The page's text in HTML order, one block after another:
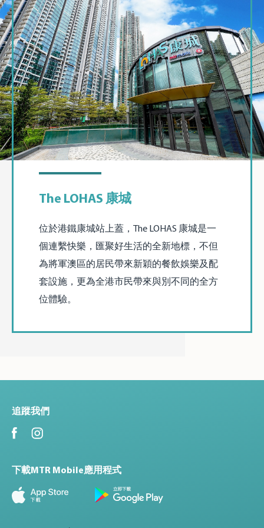
The LOHAS 康城
位於港鐵康城站上蓋，The LOHAS 康城是一
個連繫快樂，匯聚好生活的全新地標，不但
為將軍澳區的居民帶來新穎的餐飲娛樂及配
套設施，更為全港市民帶來與別不同的全方
位體驗。
追蹤我們
下載MTR Mobile應用程式